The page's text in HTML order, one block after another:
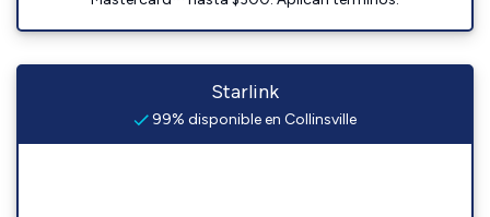
Starlink
99% disponible en Collinsville